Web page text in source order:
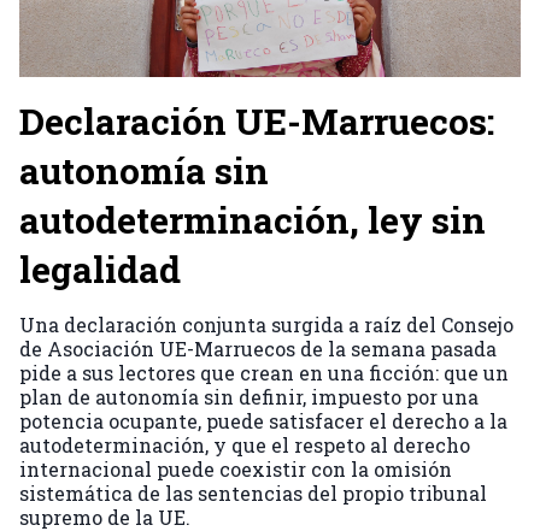
Declaración UE-Marruecos:
autonomía sin
autodeterminación, ley sin
legalidad
Una declaración conjunta surgida a raíz del Consejo
de Asociación UE-Marruecos de la semana pasada
pide a sus lectores que crean en una ficción: que un
plan de autonomía sin definir, impuesto por una
potencia ocupante, puede satisfacer el derecho a la
autodeterminación, y que el respeto al derecho
internacional puede coexistir con la omisión
sistemática de las sentencias del propio tribunal
supremo de la UE.